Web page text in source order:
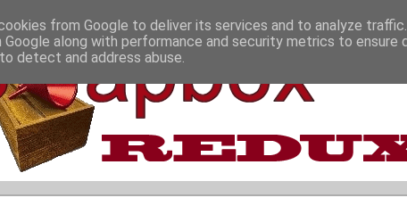
from Google to deliver its services and to analyze
Google along with performance and security metrics to ensure
detect and address abuse.